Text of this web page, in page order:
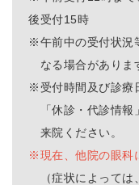
後受付15時
※午前中の受付状況
なる場合がありま
※受付時間及び診療
「休診・代診情
来院ください。
※現在、他院の眼科
（症状によって